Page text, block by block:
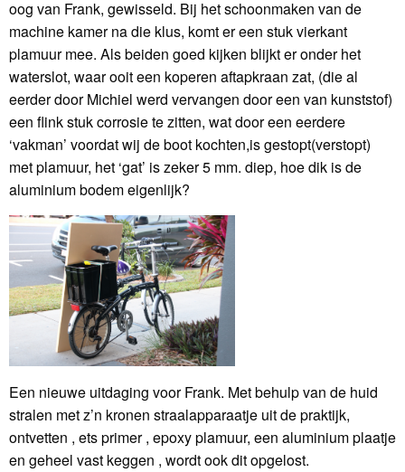
oog van Frank, gewisseld. Bij het schoonmaken van de
machine kamer na die klus, komt er een stuk vierkant
plamuur mee. Als beiden goed kijken blijkt er onder het
waterslot, waar ooit een koperen aftapkraan zat, (die al
eerder door Michiel werd vervangen door een van kunststof)
een flink stuk corrosie te zitten, wat door een eerdere
‘vakman’ voordat wij de boot kochten,is gestopt(verstopt)
met plamuur, het ‘gat’ is zeker 5 mm. diep, hoe dik is de
aluminium bodem eigenlijk?
Een nieuwe uitdaging voor Frank. Met behulp van de huid
stralen met z’n kronen straalapparaatje uit de praktijk,
ontvetten , ets primer , epoxy plamuur, een aluminium plaatje
en geheel vast keggen , wordt ook dit opgelost.